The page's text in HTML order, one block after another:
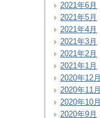
2021年6月
2021年5月
2021年4月
2021年3月
2021年2月
2021年1月
2020年12月
2020年11月
2020年10月
2020年9月